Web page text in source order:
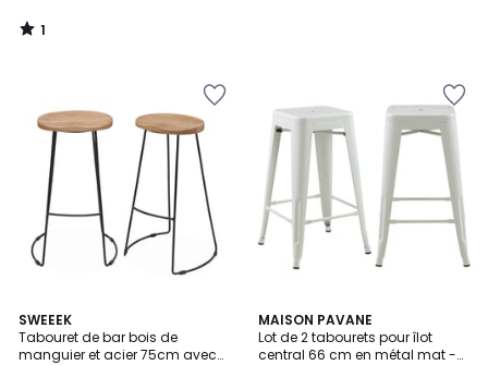
1
/
SWEEEK
Tabouret de bar bois de
manguier et acier 75cm avec
2
/
5
MAISON PAVANE
Lot de 2 tabourets pour îlot
central 66 cm en métal mat -
5
/
5
2
Couleurs